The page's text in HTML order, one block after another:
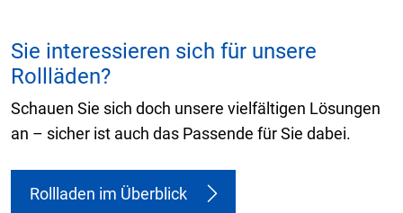
Sie interessieren sich für unsere
Rollläden?
Schauen Sie sich doch unsere vielfältigen Lösungen
an – sicher ist auch das Passende für Sie dabei.
Rollladen im Überblick